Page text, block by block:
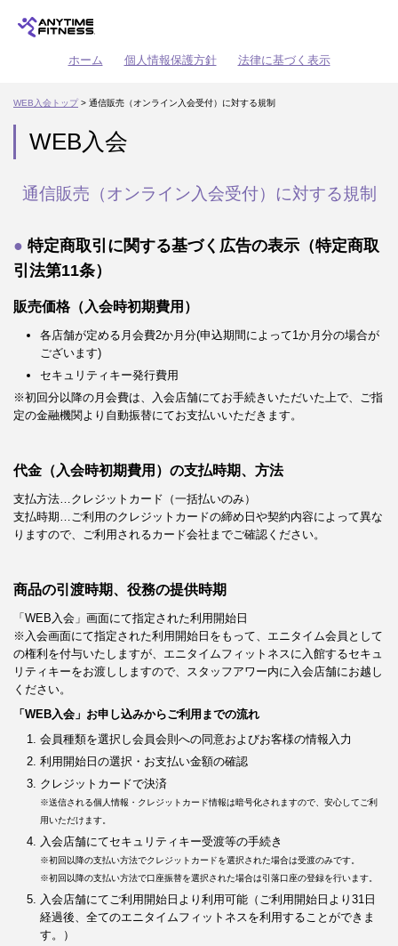
ホーム 個人情報保護方針 法律に基づく表示
WEB入会トップ> 通信販売（オンライン入会受付）に対する規制
WEB入会
通信販売（オンライン入会受付）に対する規制
特定商取引に関する基づく広告の表示（特定商取
引法第11条）
販売価格（入会時初期費用）
各店舗が定める月会費2か月分(申込期間によって1か月分の場合が
ございます)
セキュリティキー発行費用
※初回分以降の月会費は、入会店舗にてお手続きいただいた上で、ご指
定の金融機関より自動振替にてお支払いいただきます。
代金（入会時初期費用）の支払時期、方法
支払方法…クレジットカード（一括払いのみ）
支払時期…ご利用のクレジットカードの締め日や契約内容によって異な
りますので、ご利用されるカード会社までご確認ください。
商品の引渡時期、役務の提供時期
「WEB入会」画面にて指定された利用開始日
※入会画面にて指定された利用開始日をもって、エニタイム会員として
の権利を付与いたしますが、エニタイムフィットネスに入館するセキュ
リティキーをお渡ししますので、スタッフアワー内に入会店舗にお越し
ください。
「WEB入会」お申し込みからご利用までの流れ
会員種類を選択し会員会則への同意およびお客様の情報入力
利用開始日の選択・お支払い金額の確認
クレジットカードで決済
※送信される個人情報・クレジットカード情報は暗号化されますので、安心してご利
用いただけます。
入会店舗にてセキュリティキー受渡等の手続き
※初回以降の支払い方法でクレジットカードを選択された場合は受渡のみです。
※初回以降の支払い方法で口座振替を選択された場合は引落口座の登録を行います。
入会店舗にてご利用開始日より利用可能（ご利用開始日より31日
経過後、全てのエニタイムフィットネスを利用することができま
す。）